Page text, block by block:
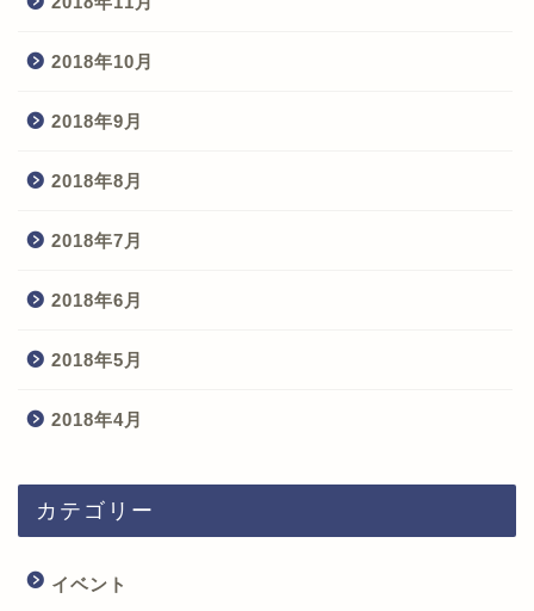
2018年10月
2018年9月
2018年8月
2018年7月
2018年6月
2018年5月
2018年4月
カテゴリー
イベント